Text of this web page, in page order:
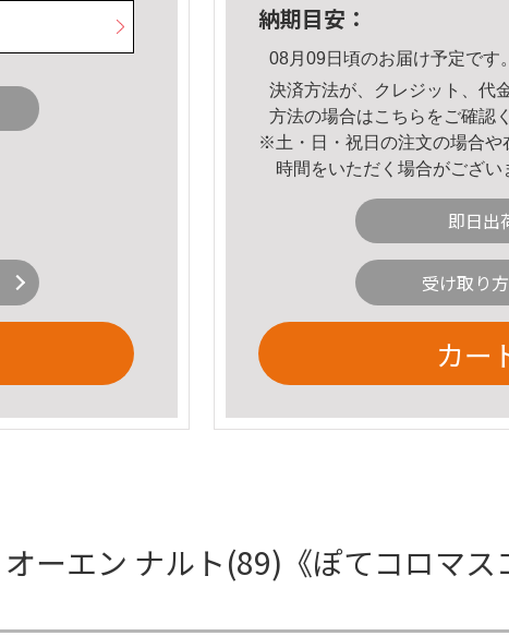
納期目安：
08月09日頃のお届け予定です。
決済方法が、クレジット、代
方法の場合はこちら をご確認
※土・日・祝日の注文の場合や
時間をいただく場合がござい
即日出
受け取り
カー
エン ナルト(89)《ぽてコロマス